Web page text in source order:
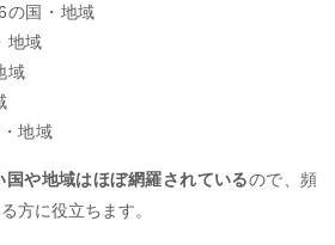
の国・地域
地域
域
地域
や地域はほぼ網羅されているので、頻
方に役立ちます。